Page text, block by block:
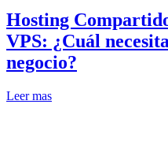
Hosting
VPS: ¿Cuál
negocio?
Leer mas